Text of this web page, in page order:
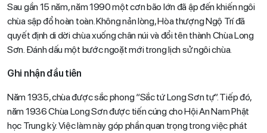
Sau gần 15 năm, năm 1990 một cơn bão lớn đã ập đến khiến ngôi
chùa sập đổ hoàn toàn. Không nản lòng, Hòa thượng Ngộ Trí đã
quyết định di dời chùa xuống chân núi và đổi tên thành Chùa Long
Sơn. Đánh dấu một bước ngoặt mới trong lịch sử ngôi chùa.
Ghi nhận đầu tiên
Năm 1935, chùa được sắc phong “Sắc tứ Long Sơn tự”. Tiếp đó,
năm 1936 Chùa Long Sơn được tiến cúng cho Hội An Nam Phật
học Trung kỳ. Việc làm này góp phần quan trọng trong việc phát